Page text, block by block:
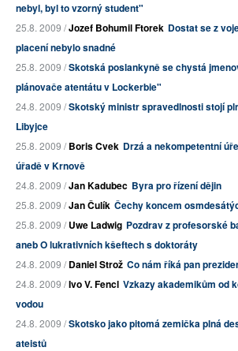
nebyl, byl to vzorný student"
25.8. 2009 /Jozef Bohumil Ftorek Dostat se z
placení nebylo snadné
25.8. 2009 /Skotská poslankyně se chystá
plánovače atentátu v Lockerbie"
24.8. 2009 /Skotský ministr spravedlnosti stojí
Libyjce
25.8. 2009 /Boris Cvek Drzá a nekompetentní
úřadě v Krnově
24.8. 2009 /Jan Kadubec Byra pro řízení dějin
25.8. 2009 /Jan Čulík Čechy koncem
25.8. 2009 /Uwe Ladwig Pozdrav z profesorské
aneb O lukrativních kšeftech s doktoráty
24.8. 2009 /Daniel Strož Co nám říká pan
24.8. 2009 /Ivo V. Fencl Vzkazy akademikům od
vodou
24.8. 2009 /Skotsko jako pitomá zemička plná
ateistů